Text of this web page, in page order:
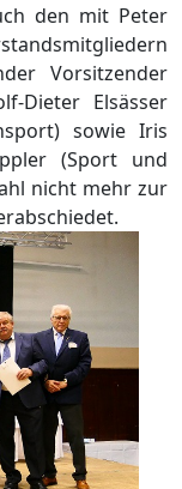
den mit Peter
Vorsitzender
Dieter Elsässer
sowie Iris
(Sport und
nicht mehr zur